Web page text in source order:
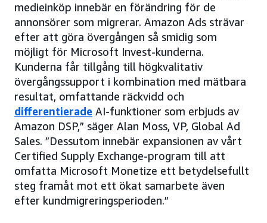
medieinköp innebär en förändring för de
annonsörer som migrerar. Amazon Ads strävar
efter att göra övergången så smidig som
möjligt för Microsoft Invest-kunderna.
Kunderna får tillgång till högkvalitativ
övergångssupport i kombination med mätbara
resultat, omfattande räckvidd och
differentierade AI-funktioner som erbjuds av
Amazon DSP,” säger Alan Moss, VP, Global Ad
Sales. ”Dessutom innebär expansionen av vårt
Certified Supply Exchange-program till att
omfatta Microsoft Monetize ett betydelsefullt
steg framåt mot ett ökat samarbete även
efter kundmigreringsperioden.”